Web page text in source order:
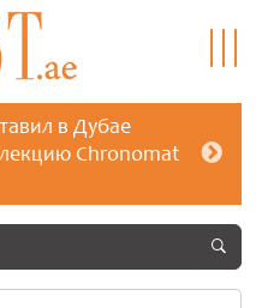
в Дубае
Chronomat